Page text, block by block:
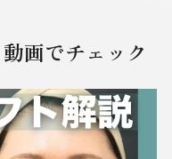
画でチェック